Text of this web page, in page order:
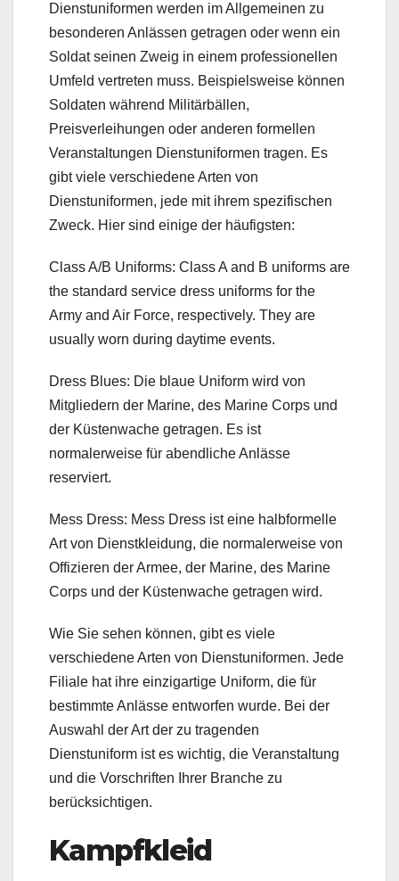
Dienstuniformen werden im Allgemeinen zu
besonderen Anlässen getragen oder wenn ein
Soldat seinen Zweig in einem professionellen
Umfeld vertreten muss. Beispielsweise können
Soldaten während Militärbällen,
Preisverleihungen oder anderen formellen
Veranstaltungen Dienstuniformen tragen. Es
gibt viele verschiedene Arten von
Dienstuniformen, jede mit ihrem spezifischen
Zweck. Hier sind einige der häufigsten:
Class A/B Uniforms: Class A and B uniforms are
the standard service dress uniforms for the
Army and Air Force, respectively. They are
usually worn during daytime events.
Dress Blues: Die blaue Uniform wird von
Mitgliedern der Marine, des Marine Corps und
der Küstenwache getragen. Es ist
normalerweise für abendliche Anlässe
reserviert.
Mess Dress: Mess Dress ist eine halbformelle
Art von Dienstkleidung, die normalerweise von
Offizieren der Armee, der Marine, des Marine
Corps und der Küstenwache getragen wird.
Wie Sie sehen können, gibt es viele
verschiedene Arten von Dienstuniformen. Jede
Filiale hat ihre einzigartige Uniform, die für
bestimmte Anlässe entworfen wurde. Bei der
Auswahl der Art der zu tragenden
Dienstuniform ist es wichtig, die Veranstaltung
und die Vorschriften Ihrer Branche zu
berücksichtigen.
Kampfkleid